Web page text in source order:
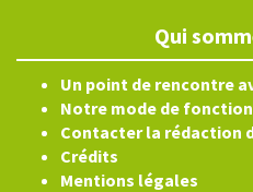
Qui
Un point de rencontre
Notre mode de
Contacter la rédaction
Crédits
Mentions légales